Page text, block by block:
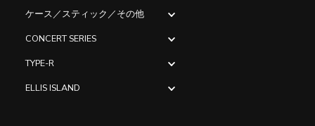
ケース／スティック／その他
CONCERT SERIES
TYPE-R
ELLIS ISLAND